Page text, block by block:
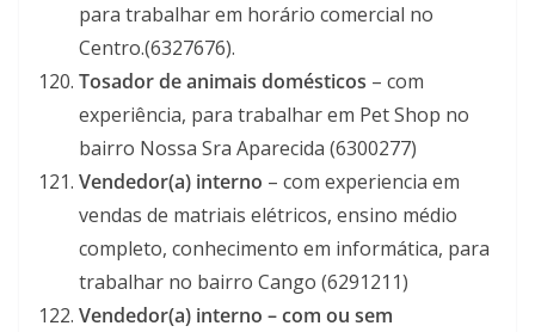
para trabalhar em horário comercial no
Centro.(6327676).
Tosador de animais domésticos – com
experiência, para trabalhar em Pet Shop no
bairro Nossa Sra Aparecida (6300277)
Vendedor(a) interno – com experiencia em
vendas de matriais elétricos, ensino médio
completo, conhecimento em informática, para
trabalhar no bairro Cango (6291211)
Vendedor(a) interno – com ou sem